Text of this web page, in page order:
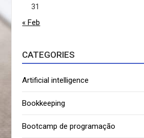
31
« Feb
CATEGORIES
Artificial intelligence
Bookkeeping
Bootcamp de programação